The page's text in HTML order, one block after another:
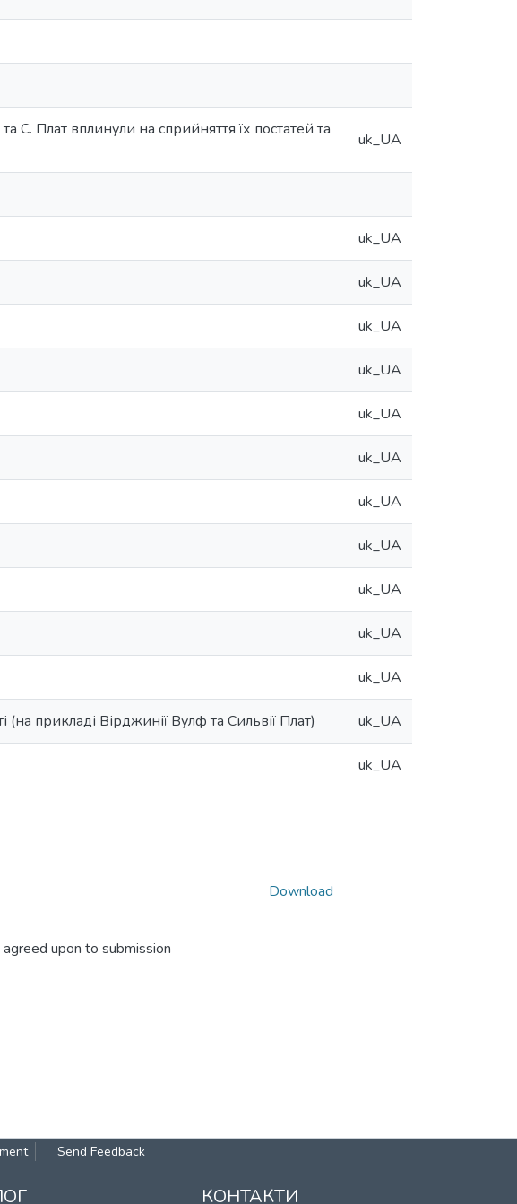
С. Плат вплинули на сприйняття їх постатей та
uk_UA
uk_UA
uk_UA
uk_UA
uk_UA
uk_UA
uk_UA
uk_UA
uk_UA
uk_UA
uk_UA
uk_UA
прикладі Вірджинії Вулф та Сильвії Плат) uk_UA
uk_UA
upon to submission
Download
Send Feedback
КОНТАКТИ